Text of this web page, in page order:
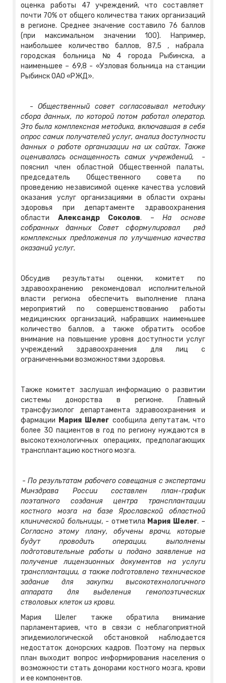
оценка работы 47 учреждений, что составляет
почти 70% от общего количества таких организаций
в регионе. Среднее значение составило 76 баллов
(при максимальном значении 100). Например,
наибольшее количество баллов, 87,5 , набрала
городская больница №4 города Рыбинска, а
наименьшее – 69,8 - «Узловая больница на станции
Рыбинск ОАО «РЖД».
- Общественный совет согласовывал методику
сбора данных, по которой потом работал оператор.
Это была комплексная методика, включавшая в себя
опрос самих получателей услуг, анализ доступности
данных о работе организации на их сайтах. Также
оценивалась оснащенность самих учреждений,
-
пояснил член областной Общественной палаты,
председатель Общественного совета по
проведению независимой оценке качества условий
оказания услуг организациями в области охраны
здоровья при департаменте здравоохранения
области Александр Соколов. –На основе
собранных данных Совет сформулировал ряд
комплексных предложения по улучшению качества
оказаний услуг.
Обсудив результаты оценки, комитет по
здравоохранению рекомендовал исполнительной
власти региона обеспечить выполнение плана
мероприятий по совершенствованию работы
медицинских организаций, набравших наименьшее
количество баллов, а также обратить особое
внимание на повышение уровня доступности услуг
учреждений здравоохранения для лиц с
ограниченными возможностями здоровья.
Также комитет заслушал информацию о развитии
системы донорства в регионе. Главный
трансфузиолог департамента здравоохранения и
фармации Мария Шелег сообщила депутатам, что
более 30 пациентов в год по региону нуждаются в
высокотехнологичных операциях, предполагающих
трансплантацию костного мозга.
- По результатам рабочего совещания с экспертами
Минздрава России составлен план-график
поэтапного создания центра трансплантации
костного мозга на базе Ярославской областной
клинической больницы, - отметила Мария Шелег. –
Согласно этому плану, обучены врачи, которые
будут проводить операции, выполнены
подготовительные работы и подано заявление на
получение лицензионных документов на услуги
трансплантации, а также подготовлено техническое
задание для закупки высокотехнологичного
аппарата для выделения гемопоэтических
стволовых клеток из крови.
Мария Шелег также обратила внимание
парламентариев, что в связи с неблагоприятной
эпидемиологической обстановкой наблюдается
недостаток донорских кадров. Поэтому на первых
план выходит вопрос информирования населения о
возможности стать донорами костного мозга, крови
и ее компонентов.